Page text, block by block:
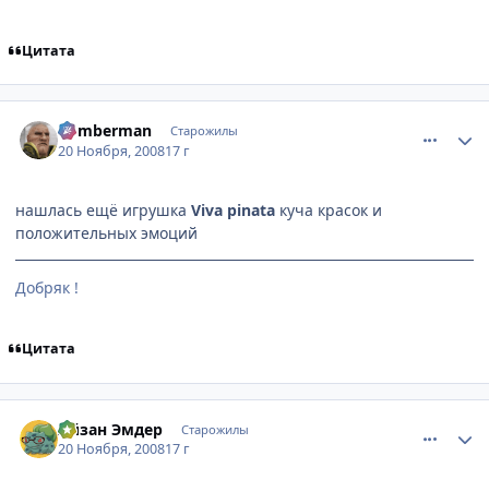
Цитата
Bomberman Старожилы
20 Ноября, 200817 г
нашлась ещё игрушка Viva pinata куча красок и
положительных эмоций
Добряк !
Цитата
Айзан Эмдер Старожилы
20 Ноября, 200817 г